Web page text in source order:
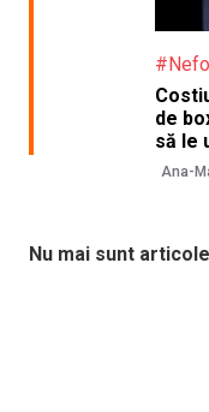
de
să le
Ana-
Nu mai sunt